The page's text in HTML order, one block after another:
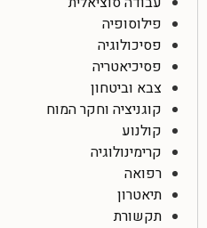
פילוסופיה
פסיכולוגיה
פסיכיאטריה
צבא וביטחון
קוגניציה וחקר המוח
קולנוע
קרימינולוגיה
רפואה
תיאטרון
תקשורת